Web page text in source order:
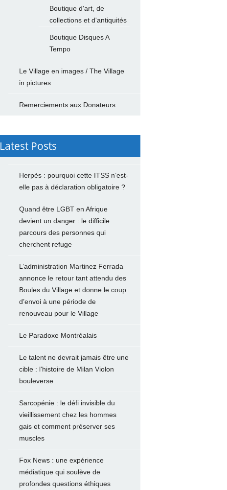
Boutique d'art, de
collections et d'antiquités
Boutique Disques A
Tempo
Le Village en images / The Village
in pictures
Remerciements aux Donateurs
Latest Posts
Herpès : pourquoi cette ITSS n’est-
elle pas à déclaration obligatoire ?
Quand être LGBT en Afrique
devient un danger : le difficile
parcours des personnes qui
cherchent refuge
L’administration Martinez Ferrada
annonce le retour tant attendu des
Boules du Village et donne le coup
d’envoi à une période de
renouveau pour le Village
Le Paradoxe Montréalais
Le talent ne devrait jamais être une
cible : l'histoire de Milan Violon
bouleverse
Sarcopénie : le défi invisible du
vieillissement chez les hommes
gais et comment préserver ses
muscles
Fox News : une expérience
médiatique qui soulève de
profondes questions éthiques